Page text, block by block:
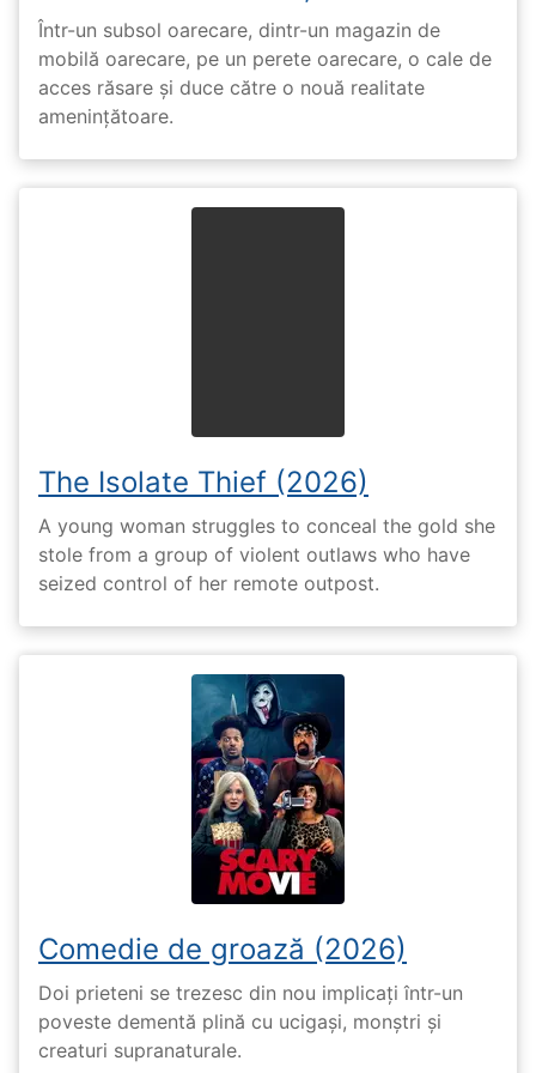
Într-un subsol oarecare, dintr-un magazin de
mobilă oarecare, pe un perete oarecare, o cale de
acces răsare și duce către o nouă realitate
amenințătoare.
The Isolate Thief (2026)
A young woman struggles to conceal the gold she
stole from a group of violent outlaws who have
seized control of her remote outpost.
Comedie de groază (2026)
Doi prieteni se trezesc din nou implicați într-un
poveste dementă plină cu ucigași, monștri și
creaturi supranaturale.